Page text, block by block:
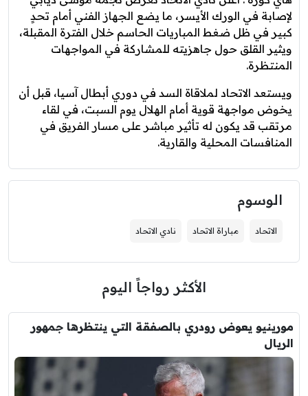
لإصابة في الورك الأيسر، ما يضع الجهاز الفني أمام تحدٍ
كبير في ظل ضغط المباريات الحاسم خلال الفترة المقبلة،
ويثير القلق حول جاهزيته للمشاركة في المواجهات
المنتظرة.
ويستعد الاتحاد لملاقاة السد في دوري أبطال آسيا، قبل أن
يخوض مواجهة قوية أمام الهلال يوم السبت، في لقاء
مرتقب قد يكون له تأثير مباشر على مسار الفريق في
المنافسات المحلية والقارية.
الوسوم
الاتحاد مباراة الاتحاد نادي الاتحاد
الأكثر رواجاً اليوم
مورينيو يعوض رودري بالصفقة التي ينتظرها جمهور
الريال